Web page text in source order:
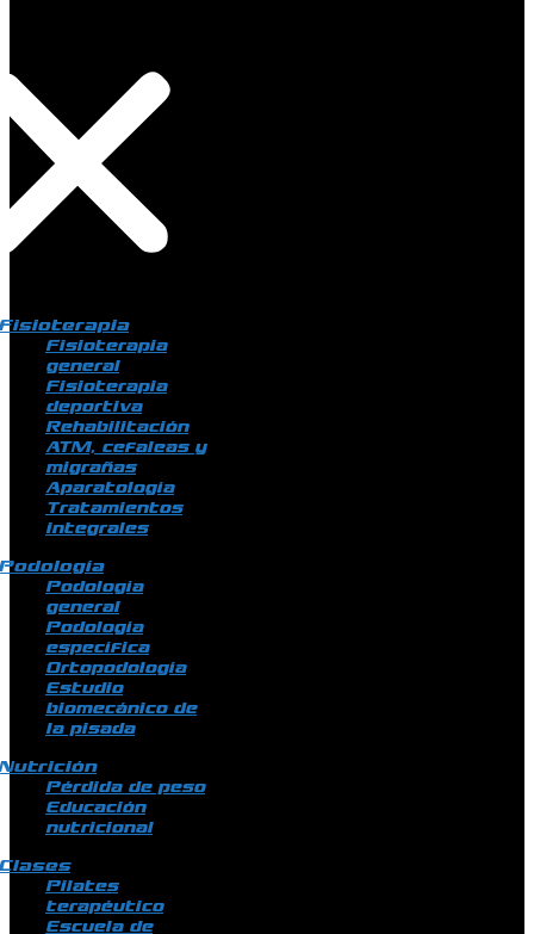
Fisioterapia
general
Fisioterapia
deportiva
Rehabilitación
ATM, cefaleas y
migrañas
Aparatología
Tratamientos
integrales
Podología
general
Podología
específica
Ortopodología
Estudio
biomecánico de
la pisada
Pérdida de peso
Educación
nutricional
Pilates
terapéutico
Escuela de